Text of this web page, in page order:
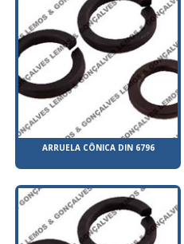
ARRUELA CÔNICA DIN 6796